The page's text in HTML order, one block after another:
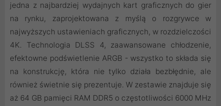
jedna z najbardziej wydajnych kart graficznych do gier
na rynku, zaprojektowana z myślą o rozgrywce w
najwyższych ustawieniach graficznych, w rozdzielczości
4K. Technologia DLSS 4, zaawansowane chłodzenie,
efektowne podświetlenie ARGB - wszystko to składa się
na konstrukcję, która nie tylko działa bezbłędnie, ale
również świetnie się prezentuje. W zestawie znajduje się
aż 64 GB pamięci RAM DDR5 o częstotliwości 6000 MHz